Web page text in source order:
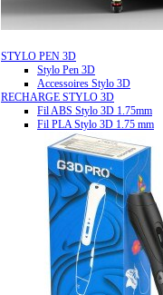
STYLO PEN 3D
Stylo Pen 3D
Accessoires Stylo 3D
RECHARGE STYLO 3D
Fil ABS Stylo 3D 1.75mm
Fil PLA Stylo 3D 1.75 mm